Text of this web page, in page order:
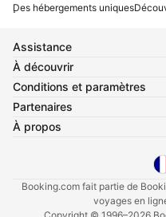
Des hébergements uniques
Assistance
À découvrir
Conditions et paramètres
Partenaires
À propos
Booking.com fait partie de
voyages en